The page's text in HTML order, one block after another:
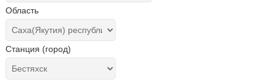
Область
Станция (город)